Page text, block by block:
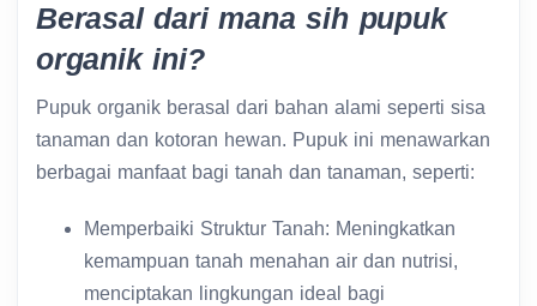
Berasal dari mana sih pupuk
organik ini?
Pupuk organik berasal dari bahan alami seperti sisa
tanaman dan kotoran hewan. Pupuk ini menawarkan
berbagai manfaat bagi tanah dan tanaman, seperti:
Memperbaiki Struktur Tanah: Meningkatkan
kemampuan tanah menahan air dan nutrisi,
menciptakan lingkungan ideal bagi